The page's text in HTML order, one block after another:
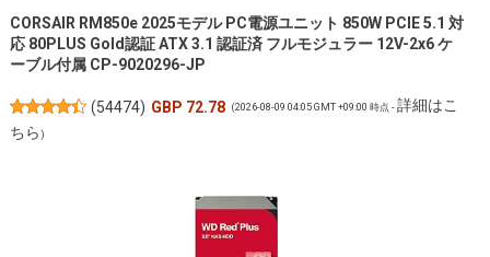
CORSAIR RM850e 2025モデル PC電源ユニット 850W PCIE 5.1 対
応 80PLUS Gold認証 ATX 3.1 認証済 フルモジュラー 12V-2x6 ケ
ーブル付属 CP-9020296-JP
(54474) GBP 72.78 (2026-08-09 04:05 GMT +09:00 時点 -詳細はこ
ちら)